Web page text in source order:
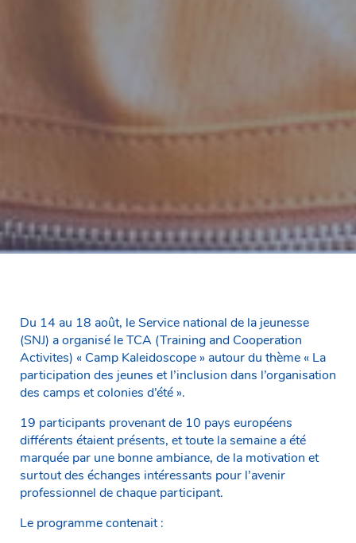
Du 14 au 18 août, le Service national de la jeunesse
(SNJ) a organisé le TCA (Training and Cooperation
Activites) « Camp Kaleidoscope » autour du thème « La
participation des jeunes et l’inclusion dans l’organisation
des camps et colonies d’été ».
19 participants provenant de 10 pays européens
différents étaient présents, et toute la semaine a été
marquée par une bonne ambiance, de la motivation et
surtout des échanges intéressants pour l’avenir
professionnel de chaque participant.
Le programme contenait :